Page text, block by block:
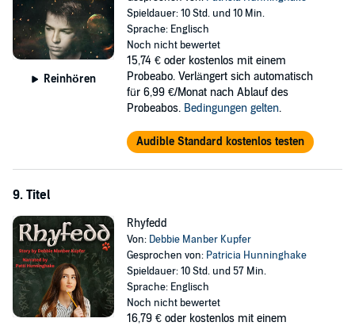
Reinhören
Spieldauer: 10 Std. und 10 Min.
Sprache: Englisch
Noch nicht bewertet
15,74 € oder kostenlos mit einem
Probeabo. Verlängert sich automatisch
für 6,99 €/Monat nach Ablauf des
Probeabos. Bedingungen gelten.
Audible Standard kostenlos testen
9. Titel
Rhyfedd
Von: Debbie Manber Kupfer
Gesprochen von: Patricia Hunninghake
Spieldauer: 10 Std. und 57 Min.
Sprache: Englisch
Noch nicht bewertet
16,79 € oder kostenlos mit einem